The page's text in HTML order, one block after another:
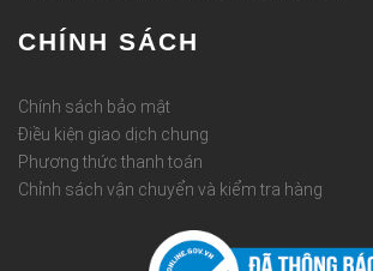
CHÍNH SÁCH
Chính sách bảo mật
Điều kiện giao dịch chung
Phương thức thanh toán
Chỉnh sách vận chuyển và kiểm tra hàng